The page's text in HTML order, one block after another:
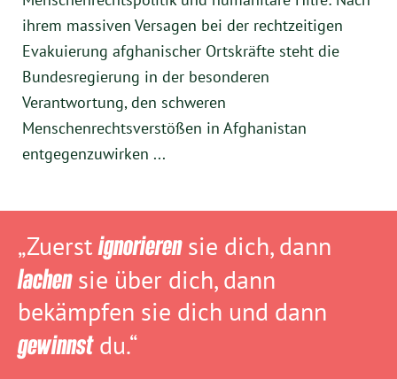
ihrem massiven Versagen bei der rechtzeitigen
Evakuierung afghanischer Ortskräfte steht die
Bundesregierung in der besonderen
Verantwortung, den schweren
Menschenrechtsverstößen in Afghanistan
entgegenzuwirken ...
„Zuerstignorierensie dich, dann
lachensie über dich, dann
bekämpfen sie dich und dann
gewinnstdu.“